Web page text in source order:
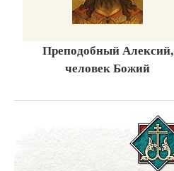
Преподобный Алексий,
человек Божий